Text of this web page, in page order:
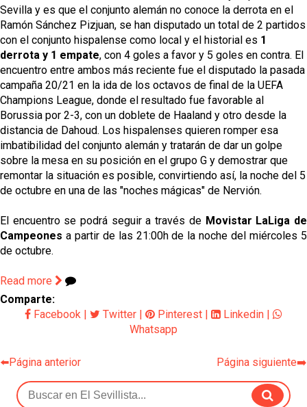
Sevilla y es que el conjunto alemán no conoce la derrota en el
Ramón Sánchez Pizjuan, se han disputado un total de 2 partidos
con el conjunto hispalense como local y el historial es 1
derrota y 1 empate, con 4 goles a favor y 5 goles en contra. El
encuentro entre ambos más reciente fue el disputado la pasada
campaña 20/21 en la ida de los octavos de final de la UEFA
Champions League, donde el resultado fue favorable al
Borussia por 2-3, con un doblete de Haaland y otro desde la
distancia de Dahoud. Los hispalenses quieren romper esa
imbatibilidad del conjunto alemán y tratarán de dar un golpe
sobre la mesa en su posición en el grupo G y demostrar que
remontar la situación es posible, convirtiendo así, la noche del 5
de octubre en una de las "noches mágicas" de Nervión.
El encuentro se podrá seguir a través de Movistar LaLiga de
Campeones a partir de las 21:00h de la noche del miércoles 5
de octubre.
Read more
Comparte:
Facebook
Twitter Pinterest Linkedin
Whatsapp
⬅️Página anterior Página siguiente➡️